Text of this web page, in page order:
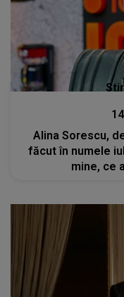
Alina Sorescu, dezvăluire dureroasa: "Am
făcut în numele
mine, ce